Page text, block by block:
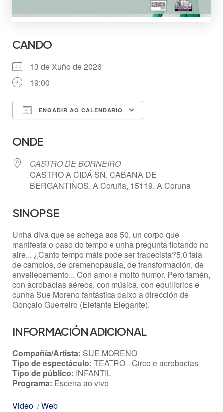
CANDO
13 de Xuño de 2026
19:00
ENGADIR AO CALENDARIO
ONDE
CASTRO DE BORNEIRO
CASTRO A CIDÁ SN, CABANA DE
BERGANTIÑOS, A Coruña, 15119, A Coruna
SINOPSE
Unha diva que se achega aos 50, un corpo que
manifesta o paso do tempo e unha pregunta flotando no
aire... ¿Canto tempo máis pode ser trapecista?5.0 fala
de cambios, de premenopausia, de transformación, de
envellecemento... Con amor e moito humor. Pero tamén,
con acrobacias aéreos, con música, con equilibrios e
cunha Sue Moreno fantástica baixo a dirección de
Gonçalo Guerreiro (Elefante Elegante).
INFORMACIÓN ADICIONAL
Compañía/Artista: SUE MORENO
Tipo de espectáculo: TEATRO - Circo e acrobacias
Tipo de público: INFANTIL
Programa: Escena ao vivo
Video /Web